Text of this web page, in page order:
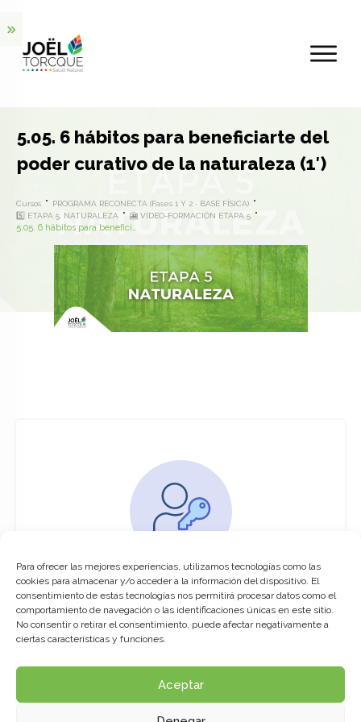
Para ofrecer las mejores experiencias, utilizamos tecnologías como las
cookies para almacenar y/o acceder a la información del dispositivo. El
consentimiento de estas tecnologías nos permitirá procesar datos como el
comportamiento de navegación o las identificaciones únicas en este sitio.
No consentir o retirar el consentimiento, puede afectar negativamente a
ciertas características y funciones.
Aceptar
5.05. 6 hábitos para beneficiarte del
poder curativo de la naturaleza (1′)
Cursos
PROGRAMA RECONECTA (Fases 1 Y 2 · BASE FÍSICA)
5️⃣ ETAPA 5. NATURALEZA
🎦 VÍDEO-FORMACIÓN ETAPA 5
5.05. 6 hábitos para beneficiarte del poder curativo de la naturaleza (1′)
You must be logged in to access this
course
This course is only available for registered
Click here to login